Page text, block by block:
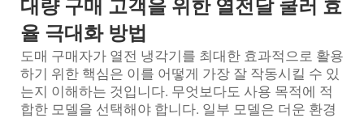
대량 구매 고객을 위한 열전달 쿨러 효
율 극대화 방법
도매 구매자가 열전 냉각기를 최대한 효과적으로 활용
하기 위한 핵심은 이를 어떻게 가장 잘 작동시킬 수 있
는지 이해하는 것입니다. 무엇보다도 사용 목적에 적
합한 모델을 선택해야 합니다. 일부 모델은 더운 환경